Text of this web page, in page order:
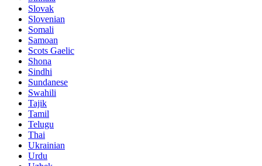
Slovak
Slovenian
Somali
Samoan
Scots Gaelic
Shona
Sindhi
Sundanese
Swahili
Tajik
Tamil
Telugu
Thai
Ukrainian
Urdu